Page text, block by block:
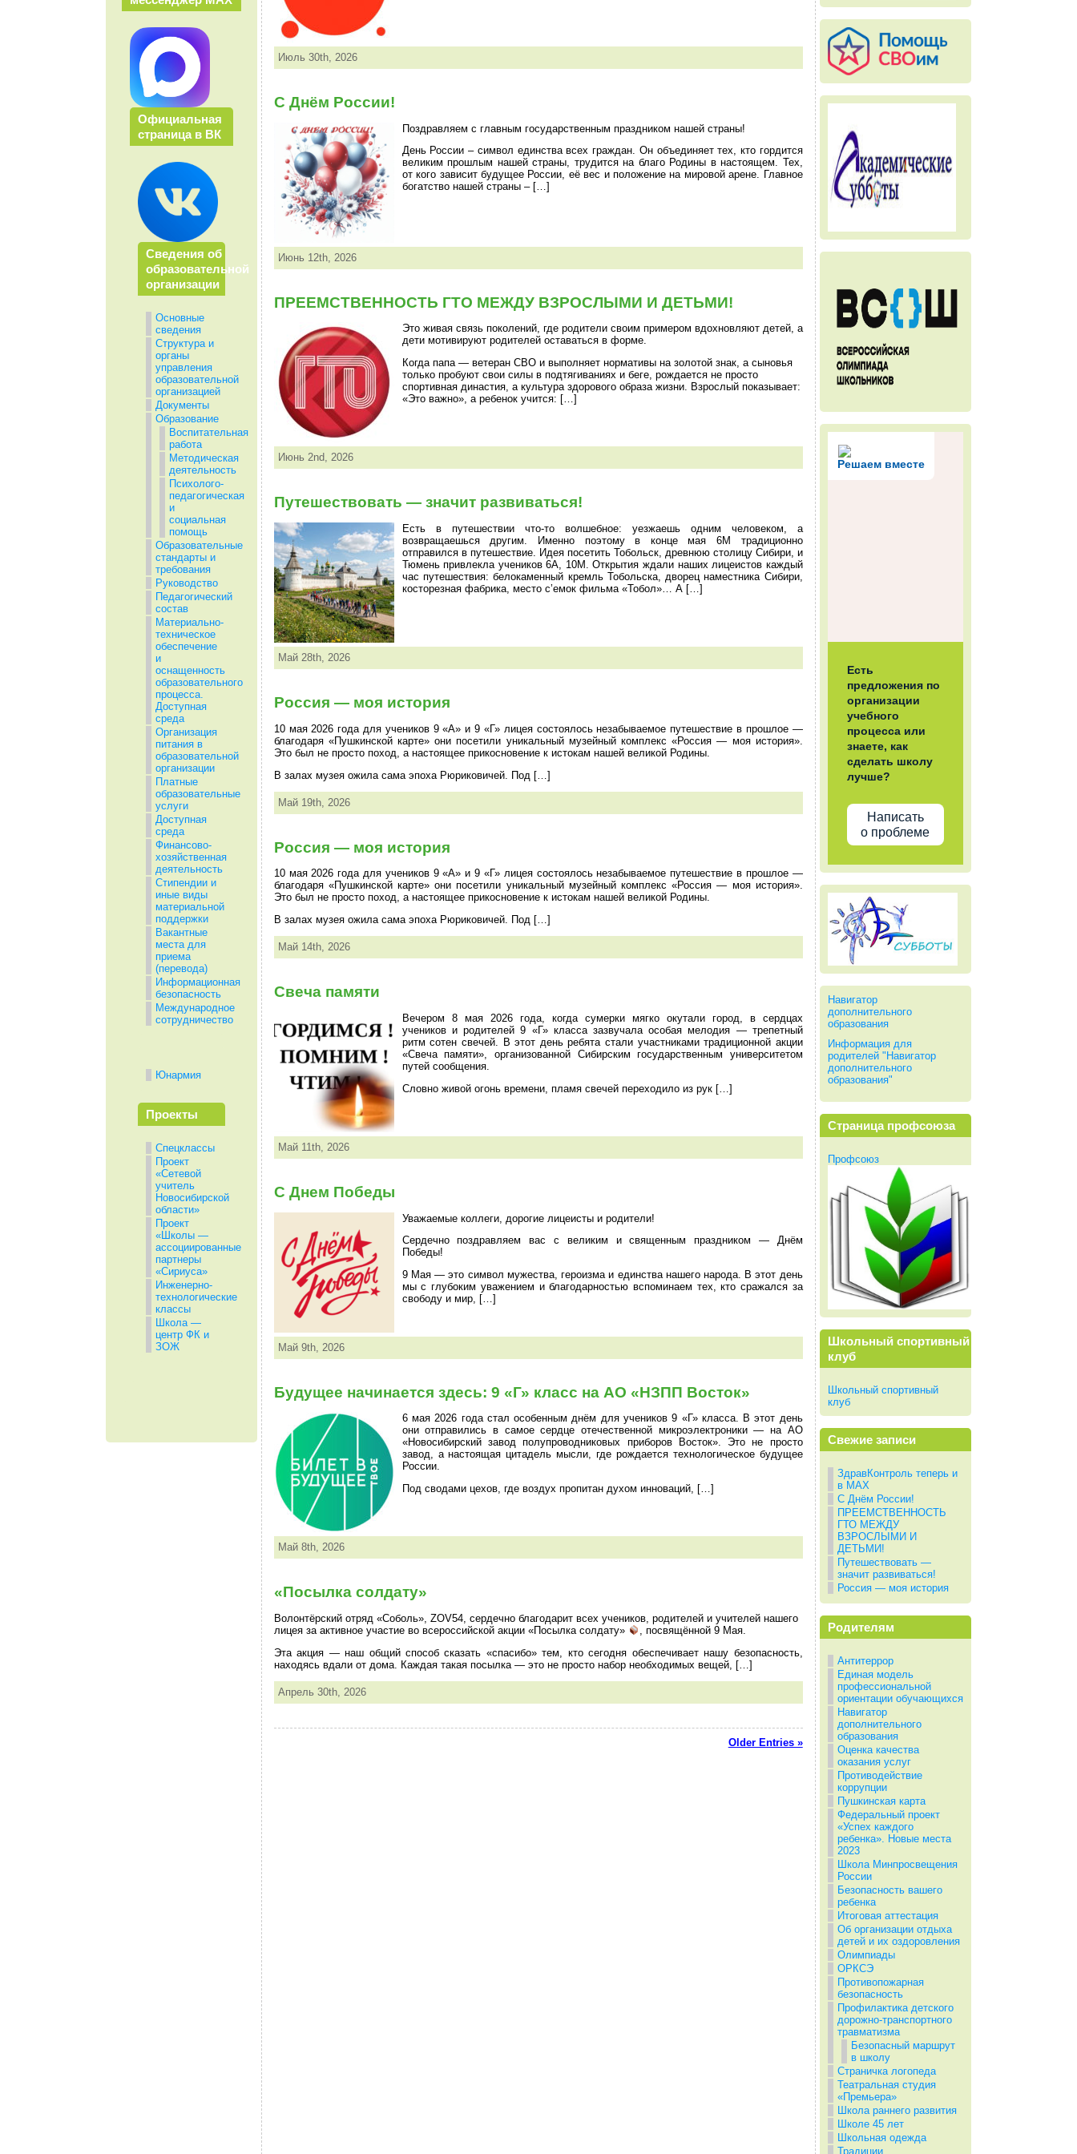
Официальная
страница в ВК
Сведения об
образовательной
организации
Основные
сведения
Структура и
органы
управления
образовательной
организацией
Документы
Образование
Воспитательная
работа
Методическая
деятельность
Психолого-
педагогическая
и
социальная
помощь
Образовательные
стандарты и
требования
Руководство
Педагогический
состав
Материально-
техническое
обеспечение
и
оснащенность
образовательного
процесса.
Доступная
среда
Организация
питания в
образовательной
организации
Платные
образовательные
услуги
Доступная
среда
Финансово-
хозяйственная
деятельность
Стипендии и
иные виды
материальной
поддержки
Вакантные
места для
приема
(перевода)
Информационная
безопасность
Международное
сотрудничество
Юнармия
Проекты
Спецклассы
Проект
«Сетевой
учитель
Новосибирской
области»
Проект
«Школы —
ассоциированные
партнеры
«Сириуса»
Инженерно-
технологические
классы
Школа —
центр ФК и
ЗОЖ
Июль 30th, 2026
С Днём России!
Поздравляем с главным государственным праздником нашей страны!
День России – символ единства всех граждан. Он объединяет тех, кто гордится
великим прошлым нашей страны, трудится на благо Родины в настоящем. Тех,
от кого зависит будущее России, её вес и положение на мировой арене. Главное
богатство нашей страны – […]
Июнь 12th, 2026
ПРЕЕМСТВЕННОСТЬ ГТО МЕЖДУ ВЗРОСЛЫМИ И ДЕТЬМИ!
Это живая связь поколений, где родители своим примером вдохновляют детей, а
дети мотивируют родителей оставаться в форме.
Когда папа — ветеран СВО и выполняет нормативы на золотой знак, а сыновья
только пробуют свои силы в подтягиваниях и беге, рождается не просто
спортивная династия, а культура здорового образа жизни. Взрослый показывает:
«Это важно», а ребенок учится: […]
Июнь 2nd, 2026
Путешествовать — значит развиваться!
Есть в путешествии что-то волшебное: уезжаешь одним человеком, а
возвращаешься другим. Именно поэтому в конце мая 6М традиционно
отправился в путешествие. Идея посетить Тобольск, древнюю столицу Сибири, и
Тюмень привлекла учеников 6А, 10М. Открытия ждали наших лицеистов каждый
час путешествия: белокаменный кремль Тобольска, дворец наместника Сибири,
косторезная фабрика, место с’емок фильма «Тобол»… А […]
Май 28th, 2026
Россия — моя история
10 мая 2026 года для учеников 9 «А» и 9 «Г» лицея состоялось незабываемое путешествие в прошлое —
благодаря «Пушкинской карте» они посетили уникальный музейный комплекс «Россия — моя история».
Это был не просто поход, а настоящее прикосновение к истокам нашей великой Родины.
В залах музея ожила сама эпоха Рюриковичей. Под […]
Май 19th, 2026
Россия — моя история
10 мая 2026 года для учеников 9 «А» и 9 «Г» лицея состоялось незабываемое путешествие в прошлое —
благодаря «Пушкинской карте» они посетили уникальный музейный комплекс «Россия — моя история».
Это был не просто поход, а настоящее прикосновение к истокам нашей великой Родины.
В залах музея ожила сама эпоха Рюриковичей. Под […]
Май 14th, 2026
Свеча памяти
Вечером 8 мая 2026 года, когда сумерки мягко окутали город, в сердцах
учеников и родителей 9 «Г» класса зазвучала особая мелодия — трепетный
ритм сотен свечей. В этот день ребята стали участниками традиционной акции
«Свеча памяти», организованной Сибирским государственным университетом
путей сообщения.
Словно живой огонь времени, пламя свечей переходило из рук […]
Май 11th, 2026
С Днем Победы
Уважаемые коллеги, дорогие лицеисты и родители!
Сердечно поздравляем вас с великим и священным праздником — Днём
Победы!
9 Мая — это символ мужества, героизма и единства нашего народа. В этот день
мы с глубоким уважением и благодарностью вспоминаем тех, кто сражался за
свободу и мир, […]
Май 9th, 2026
Будущее начинается здесь: 9 «Г» класс на АО «НЗПП Восток»
6 мая 2026 года стал особенным днём для учеников 9 «Г» класса. В этот день
они отправились в самое сердце отечественной микроэлектроники — на АО
«Новосибирский завод полупроводниковых приборов Восток». Это не просто
завод, а настоящая цитадель мысли, где рождается технологическое будущее
России.
Под сводами цехов, где воздух пропитан духом инноваций, […]
Май 8th, 2026
«Посылка солдату»
Волонтёрский отряд «Соболь», ZOV54, сердечно благодарит всех учеников, родителей и учителей нашего
лицея за активное участие во всероссийской акции «Посылка солдату»
, посвящённой 9 Мая.
Эта акция — наш общий способ сказать «спасибо» тем, кто сегодня обеспечивает нашу безопасность,
находясь вдали от дома. Каждая такая посылка — это не просто набор необходимых вещей, […]
Апрель 30th, 2026
Older Entries »
Решаем вместе
Есть
предложения по
организации
учебного
процесса или
знаете, как
сделать школу
лучше?
Написать
о проблеме
Навигатор
дополнительного
образования
Информация для
родителей "Навигатор
дополнительного
образования"
Страница профсоюза
Профсоюз
Школьный спортивный
клуб
Школьный спортивный
клуб
Свежие записи
ЗдравКонтроль теперь и
в МАХ
С Днём России!
ПРЕЕМСТВЕННОСТЬ
ГТО МЕЖДУ
ВЗРОСЛЫМИ И
ДЕТЬМИ!
Путешествовать —
значит развиваться!
Россия — моя история
Родителям
Антитеррор
Единая модель
профессиональной
ориентации обучающихся
Навигатор
дополнительного
образования
Оценка качества
оказания услуг
Противодействие
коррупции
Пушкинская карта
Федеральный проект
«Успех каждого
ребенка». Новые места
2023
Школа Минпросвещения
России
Безопасность вашего
ребенка
Итоговая аттестация
Об организации отдыха
детей и их оздоровления
Олимпиады
ОРКСЭ
Противопожарная
безопасность
Профилактика детского
дорожно-транспортного
травматизма
Безопасный маршрут
в школу
Страничка логопеда
Театральная студия
«Премьера»
Школа раннего развития
Школе 45 лет
Школьная одежда
Традиции